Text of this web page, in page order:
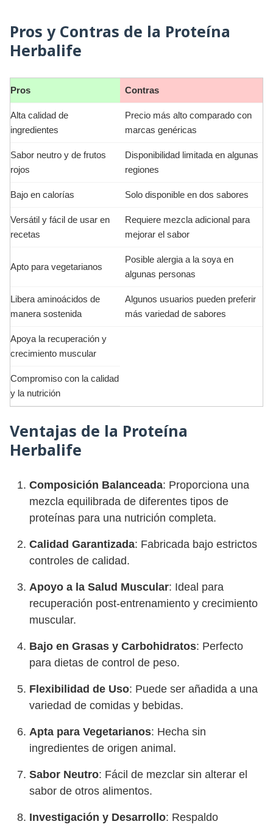
Pros y Contras de la Proteína
Herbalife
Pros Contras
Alta calidad de
ingredientes
Precio más alto comparado con
marcas genéricas
Sabor neutro y de frutos
rojos
Disponibilidad limitada en algunas
regiones
Bajo en calorías Solo disponible en dos sabores
Versátil y fácil de usar en
recetas
Requiere mezcla adicional para
mejorar el sabor
Apto para vegetarianos
Posible alergia a la soya en
algunas personas
Libera aminoácidos de
manera sostenida
Algunos usuarios pueden preferir
más variedad de sabores
Apoya la recuperación y
crecimiento muscular
Compromiso con la calidad
y la nutrición
Ventajas de la Proteína
Herbalife
Composición Balanceada: Proporciona una
mezcla equilibrada de diferentes tipos de
proteínas para una nutrición completa.
Calidad Garantizada: Fabricada bajo estrictos
controles de calidad.
Apoyo a la Salud Muscular: Ideal para
recuperación post-entrenamiento y crecimiento
muscular.
Bajo en Grasas y Carbohidratos: Perfecto
para dietas de control de peso.
Flexibilidad de Uso: Puede ser añadida a una
variedad de comidas y bebidas.
Apta para Vegetarianos: Hecha sin
ingredientes de origen animal.
Sabor Neutro: Fácil de mezclar sin alterar el
sabor de otros alimentos.
Investigación y Desarrollo: Respaldo